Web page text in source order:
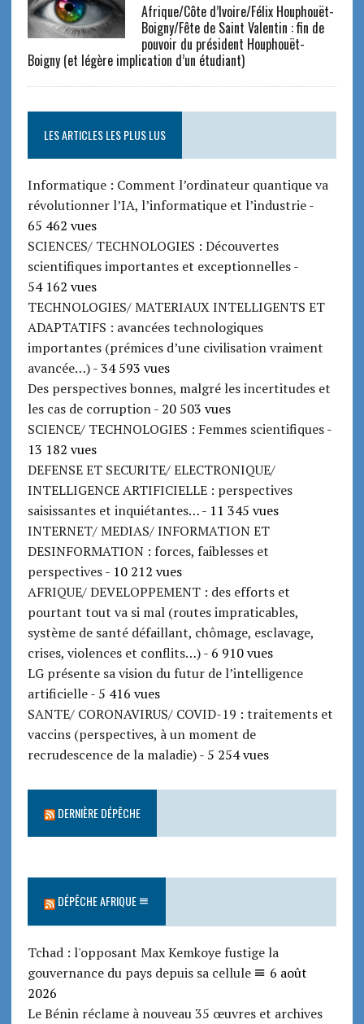
Afrique/Côte d’Ivoire/Félix Houphouët-
Boigny/Fête de Saint Valentin : fin de
pouvoir du président Houphouët-
Boigny (et légère implication d’un étudiant)
LES ARTICLES LES PLUS LUS
Informatique : Comment l’ordinateur quantique va
révolutionner l’IA, l’informatique et l’industrie-
65 462 vues
SCIENCES/ TECHNOLOGIES : Découvertes
scientifiques importantes et exceptionnelles-
54 162 vues
TECHNOLOGIES/ MATERIAUX INTELLIGENTS ET
ADAPTATIFS : avancées technologiques
importantes (prémices d’une civilisation vraiment
avancée…)- 34 593 vues
Des perspectives bonnes, malgré les incertitudes et
les cas de corruption- 20 503 vues
SCIENCE/ TECHNOLOGIES : Femmes scientifiques-
13 182 vues
DEFENSE ET SECURITE/ ELECTRONIQUE/
INTELLIGENCE ARTIFICIELLE : perspectives
saisissantes et inquiétantes…- 11 345 vues
INTERNET/ MEDIAS/ INFORMATION ET
DESINFORMATION : forces, faiblesses et
perspectives- 10 212 vues
AFRIQUE/ DEVELOPPEMENT : des efforts et
pourtant tout va si mal (routes impraticables,
système de santé défaillant, chômage, esclavage,
crises, violences et conflits…)- 6 910 vues
LG présente sa vision du futur de l’intelligence
artificielle- 5 416 vues
SANTE/ CORONAVIRUS/ COVID-19 : traitements et
vaccins (perspectives, à un moment de
recrudescence de la maladie)- 5 254 vues
DERNIÈRE DÉPÊCHE
DÉPÊCHE AFRIQUE
Tchad : l'opposant Max Kemkoye fustige la
gouvernance du pays depuis sa cellule
6 août
2026
Le Bénin réclame à nouveau 35 œuvres et archives